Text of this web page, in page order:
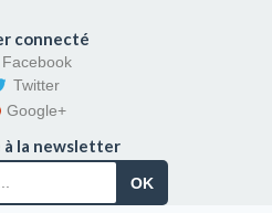
connecté
Facebook
Twitter
Google+
à la newsletter